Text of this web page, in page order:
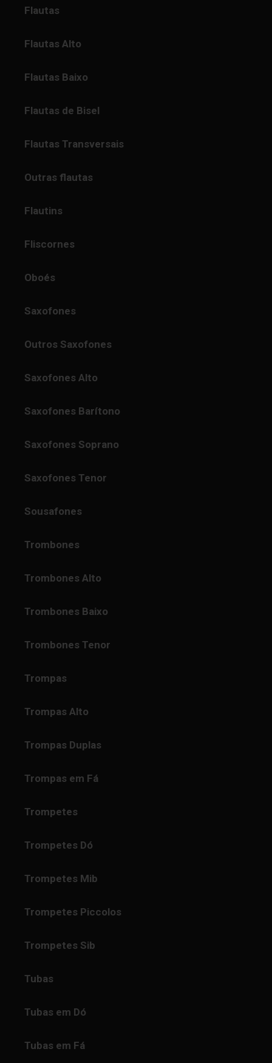
Flautas
Flautas Alto
Flautas Baixo
Flautas de Bisel
Flautas Transversais
Outras flautas
Flautins
Fliscornes
Oboés
Saxofones
Outros Saxofones
Saxofones Alto
Saxofones Barítono
Saxofones Soprano
Saxofones Tenor
Sousafones
Trombones
Trombones Alto
Trombones Baixo
Trombones Tenor
Trompas
Trompas Alto
Trompas Duplas
Trompas em Fá
Trompetes
Trompetes Dó
Trompetes Mib
Trompetes Piccolos
Trompetes Sib
Tubas
Tubas em Dó
Tubas em Fá